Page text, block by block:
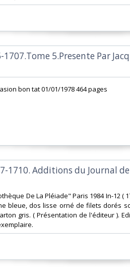
5.Presente Par
bon tat 01/01/1978 464 pages
1710. Additions du Journal
De La Pléiade" Paris 1984 In-12 (
bleue, dos lisse orné de filets dorés
gris. ( Présentation de l'éditeur ).